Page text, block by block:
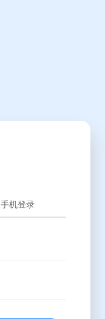
手机登录